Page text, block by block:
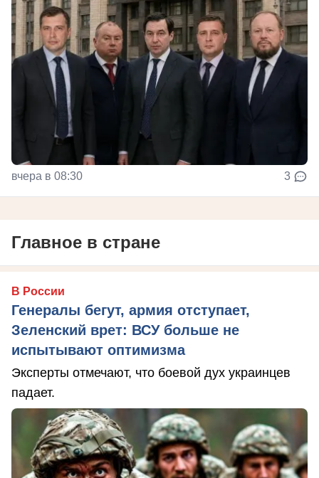
вчера в 08:30 3
Главное в стране
В России
Генералы бегут, армия отступает,
Зеленский врет: ВСУ больше не
испытывают оптимизма
Эксперты отмечают, что боевой дух украинцев
падает.